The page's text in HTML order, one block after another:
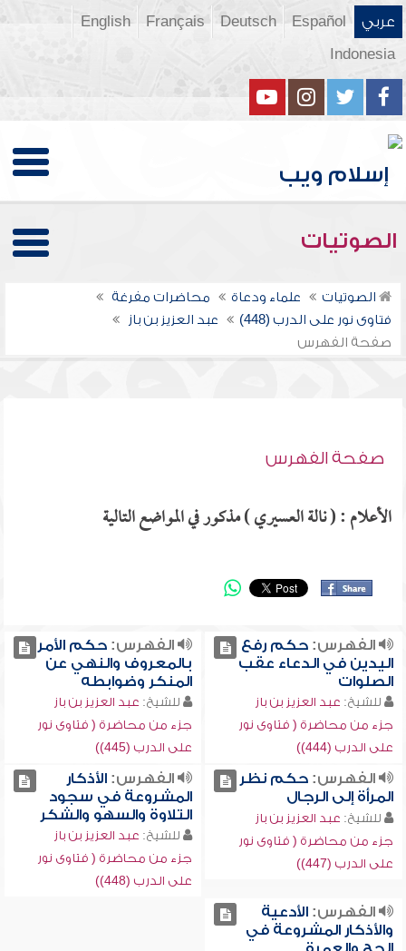
عربي Español
Deutsch
Français
English
Indonesia
الصوتيات
الصوتيات علماء ودعاة
محاضرات مفرغة
فتاوى نور على الدرب (448)
عبد العزيز بن باز
صفحة الفهرس
صفحة الفهرس
الأعلام : ( نالة العسيري ) مذكور في المواضع التالية
الفهرس:حكم رفع
اليدين في الدعاء عقب
الصلوات
للشيخ: عبد العزيز بن باز
جزء من محاضرة ( فتاوى نور
على الدرب (444))
الفهرس:حكم الأمر
بالمعروف والنهي عن
المنكر وضوابطه
للشيخ: عبد العزيز بن باز
جزء من محاضرة ( فتاوى نور
على الدرب (445))
الفهرس:حكم نظر
المرأة إلى الرجال
للشيخ: عبد العزيز بن باز
جزء من محاضرة ( فتاوى نور
على الدرب (447))
الفهرس:الأذكار
المشروعة في سجود
التلاوة والسهو والشكر
للشيخ: عبد العزيز بن باز
جزء من محاضرة ( فتاوى نور
على الدرب (448))
الفهرس:الأدعية
والأذكار المشروعة في